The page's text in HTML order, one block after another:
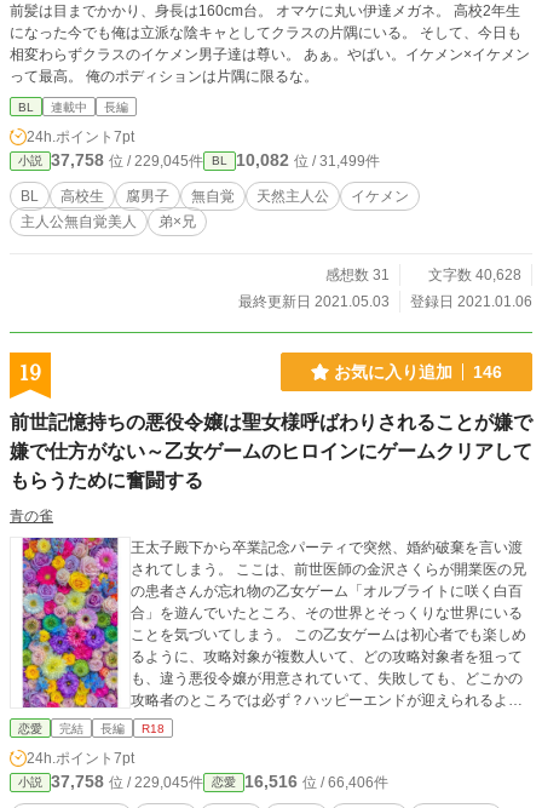
前髪は目までかかり、身長は160cm台。 オマケに丸い伊達メガネ。 高校2年生
になった今でも俺は立派な陰キャとしてクラスの片隅にいる。 そして、今日も
相変わらずクラスのイケメン男子達は尊い。 あぁ。やばい。イケメン×イケメン
って最高。 俺のポディションは片隅に限るな。
BL 連載中 長編
24h.ポイント 7pt
小説 37,758 位 / 229,045件 BL 10,082 位 / 31,499件
BL 高校生 腐男子 無自覚 天然主人公
イケメン
主人公無自覚美人
弟×兄
感想数 31
文字数 40,628
最終更新日 2021.05.03
登録日 2021.01.06
19 お気に入り追加 146
前世記憶持ちの悪役令嬢は聖女様呼ばわりされることが嫌で
嫌で仕方がない～乙女ゲームのヒロインにゲームクリアして
もらうために奮闘する
青の雀
王太子殿下から卒業記念パーティで突然、婚約破棄を言い渡
されてしまう。 ここは、前世医師の金沢さくらが開業医の兄
の患者さんが忘れ物の乙女ゲーム「オルブライトに咲く白百
合」を遊んでいたところ、その世界とそっくりな世界にいる
ことを気づいてしまう。 この乙女ゲームは初心者でも楽しめ
るように、攻略対象が複数人いて、どの攻略対象者を狙って
も、違う悪役令嬢が用意されていて、失敗しても、どこかの
攻略者のところでは必ず？ハッピーエンドが迎えられるよう
なゲーム仕様になっている。 最初は、悪役令嬢として転生 次
生活を送る予定だったが……溺愛ルート？ その次の転生で
は、
恋愛 完結 長編 R18
24h.ポイント 7pt
小説 37,758 位 / 229,045件 恋愛 16,516 位 / 66,406件